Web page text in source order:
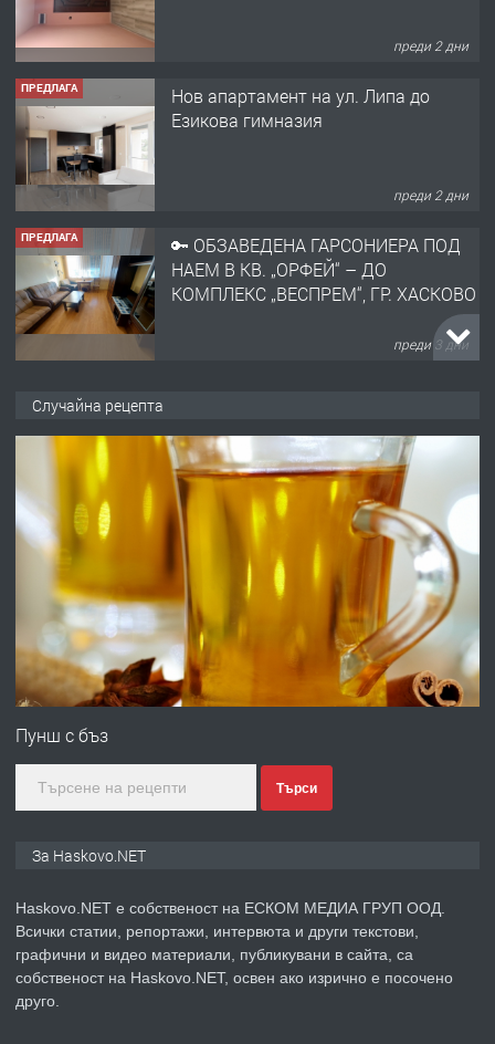
преди 2 дни
ПРЕДЛАГА
Нов апартамент на ул. Липа до
Езикова гимназия
преди 2 дни
ПРЕДЛАГА
🔑 ОБЗАВЕДЕНА ГАРСОНИЕРА ПОД
НАЕМ В КВ. „ОРФЕЙ“ – ДО
КОМПЛЕКС „ВЕСПРЕМ“, ГР. ХАСКОВО
преди 3 дни
АПАРТАМЕНТ В ЦЕНТЪРА НА ГР.
ХАСКОВО
преди 4 дни
ПРЕДЛАГА Давам гараж под наем
преди 4 дни
ПРЕДЛАГА
№4120 Магазин/Офис под наем в кв.
преди 5 дни
ПРЕДЛАГА
Продавам парцел в гр. Хасково кв.
Случайна рецепта
Пунш с бъз
Търси
За Haskovo.NET
Haskovo.NET е собственост на ЕСКОМ МЕДИА ГРУП ООД.
Всички статии, репортажи, интервюта и други текстови,
графични и видео материали, публикувани в сайта, са
собственост на Haskovo.NET, освен ако изрично е посочено
друго.